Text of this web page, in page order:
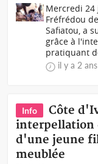
Mercredi
Fréfrédou
Safiatou, a
grâce à
pratiquant
il y a 2 ans
Info
Côte
interpellation
d'une jeune
meublée